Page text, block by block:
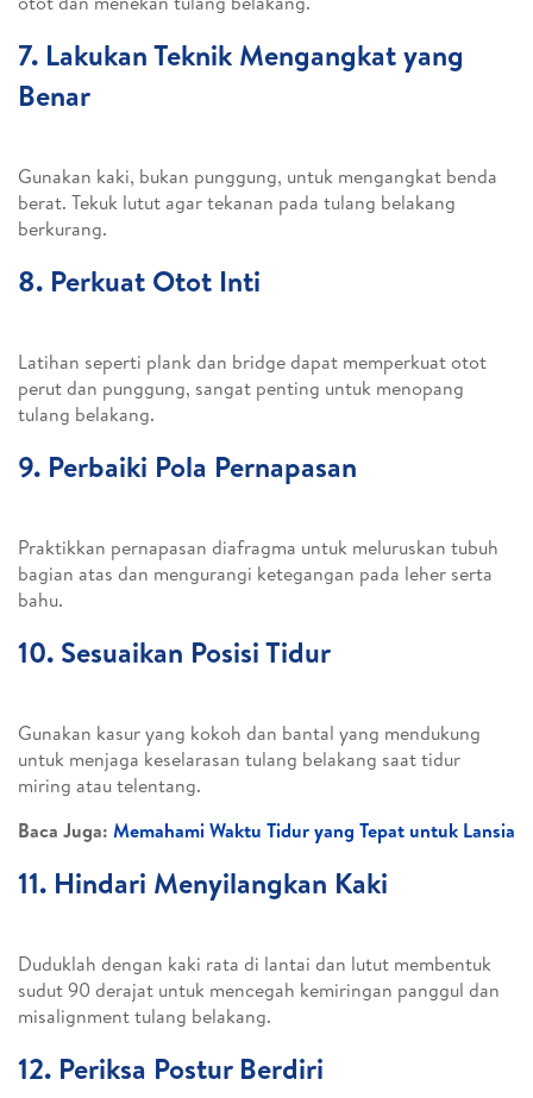
7. Lakukan Teknik Mengangkat yang
Benar
Gunakan kaki, bukan punggung, untuk mengangkat benda
berat. Tekuk lutut agar tekanan pada tulang belakang
berkurang.
8. Perkuat Otot Inti
Latihan seperti plank dan bridge dapat memperkuat otot
perut dan punggung, sangat penting untuk menopang
tulang belakang.
9. Perbaiki Pola Pernapasan
Praktikkan pernapasan diafragma untuk meluruskan tubuh
bagian atas dan mengurangi ketegangan pada leher serta
bahu.
10. Sesuaikan Posisi Tidur
Gunakan kasur yang kokoh dan bantal yang mendukung
untuk menjaga keselarasan tulang belakang saat tidur
miring atau telentang.
Baca Juga: Memahami Waktu Tidur yang Tepat untuk Lansia
11. Hindari Menyilangkan Kaki
Duduklah dengan kaki rata di lantai dan lutut membentuk
sudut 90 derajat untuk mencegah kemiringan panggul dan
misalignment tulang belakang.
12. Periksa Postur Berdiri